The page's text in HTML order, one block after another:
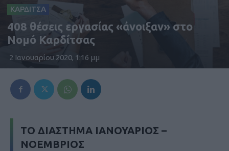
ΚΑΡΔΙΤΣΑ
408 θέσεις εργασίας «άνοιξαν» στο
Νομό Καρδίτσας
2 Ιανουαρίου 2020, 1:16 μμ
ΤΟ ΔΙΑΣΤΗΜΑ ΙΑΝΟΥΑΡΙΟΣ –
ΝΟΕΜΒΡΙΟΣ